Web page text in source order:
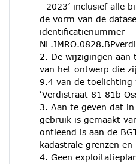
- 2023’ inclusief alle
de vorm van de
identificatienummer
2. De wijzigingen aan
van het ontwerp die
9.4 van de toelichting
‘Verdistraat 81 81b
3. Aan te geven dat
gebruik is gemaakt
ontleend is aan de
kadastrale grenzen
4. Geen